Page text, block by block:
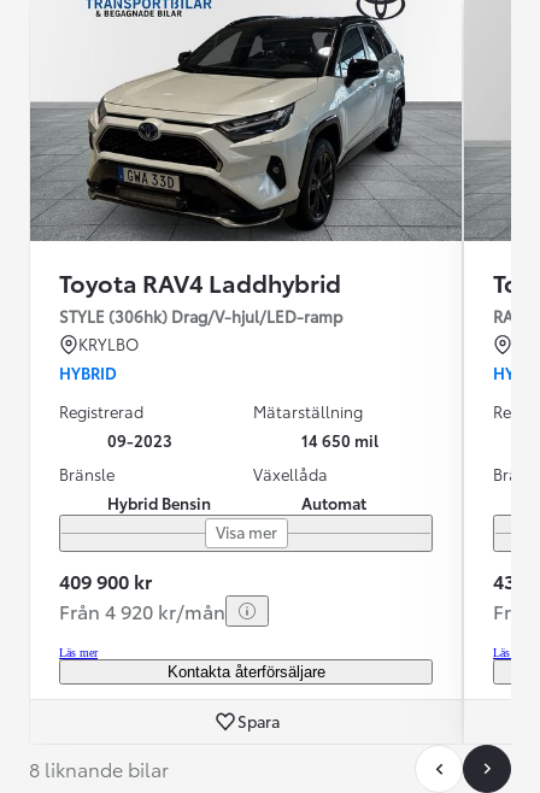
Toyota RAV4 Laddhybrid
STYLE (306hk) Drag/V-hjul/LED-ramp
KRYLBO
HYBRID
Registrerad
09-2023
Mätarställning
14 650 mil
Bränsle
Hybrid Bensin
Växellåda
Automat
Visa mer
409 900 kr
Från 4 920 kr/mån
Läs mer
Kontakta återförsäljare
Spara
RAV4
439
Läs mer
8 liknande bilar